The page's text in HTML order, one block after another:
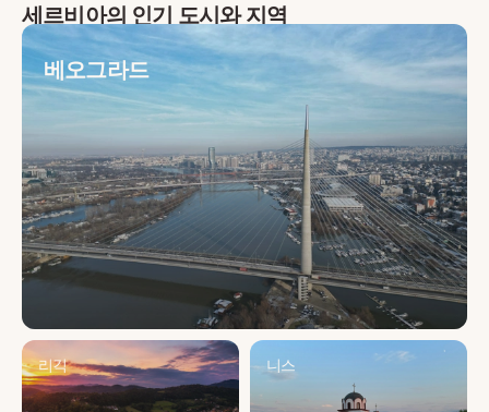
세르비아의 인기 도시와 지역
베오그라드
리긱 니스